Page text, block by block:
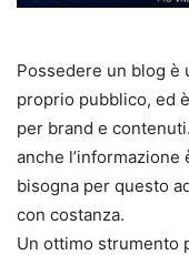
Possedere un blog è
proprio pubblico, ed
per brand e
anche
bisogna per questo
con costanza.
Un ottimo strumento